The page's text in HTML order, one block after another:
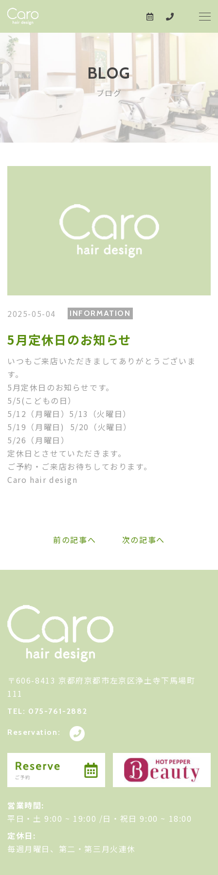
BLOG
ブログ
2025-05-04 INFORMATION
5月定休日のお知らせ
いつもご来店いただきましてありがとうございま
す。
5月定休日のお知らせです。
5/5(こどもの日）
5/12（月曜日） 5/13（火曜日）
5/19（月曜日)
5/20（火曜日）
5/26（月曜日）
定休日とさせていただきます。
ご予約・ご来店お待ちしております。
Caro hair design
前の記事へ 次の記事へ
〒606-8413 京都府京都市左京区浄土寺下馬場町
111
TEL: 075-761-2882
Reservation:
営業時間:
平日・土 9:00 ~ 19:00 /日・祝日 9:00 ~ 18:00
定休日:
毎週月曜日、第二・第三月火連休